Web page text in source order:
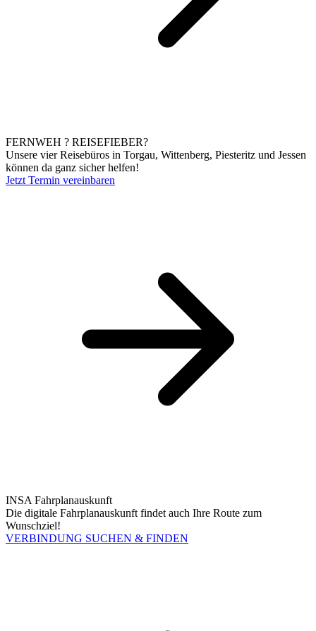
FERNWEH ? REISEFIEBER?
Unsere vier Reisebüros in Torgau, Wittenberg, Piesteritz und Jessen
können da ganz sicher helfen!
Jetzt Termin vereinbaren
INSA Fahrplanauskunft
Die digitale Fahrplanauskunft findet auch Ihre Route zum
Wunschziel!
VERBINDUNG SUCHEN & FINDEN